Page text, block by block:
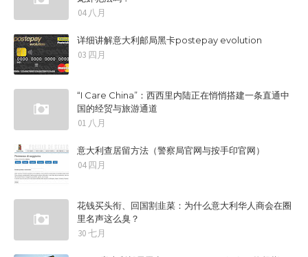
04 八月
详细讲解意大利邮局黑卡postepay evolution
03 四月
“I Care China”：西西里内陆正在悄悄搭建一条直通中
国的经贸与旅游通道
01 八月
意大利查居留方法（警察局官网与按手印官网）
04 四月
花钱买头衔、回国割韭菜：为什么意大利华人商会在圈
里名声这么臭？
30 七月